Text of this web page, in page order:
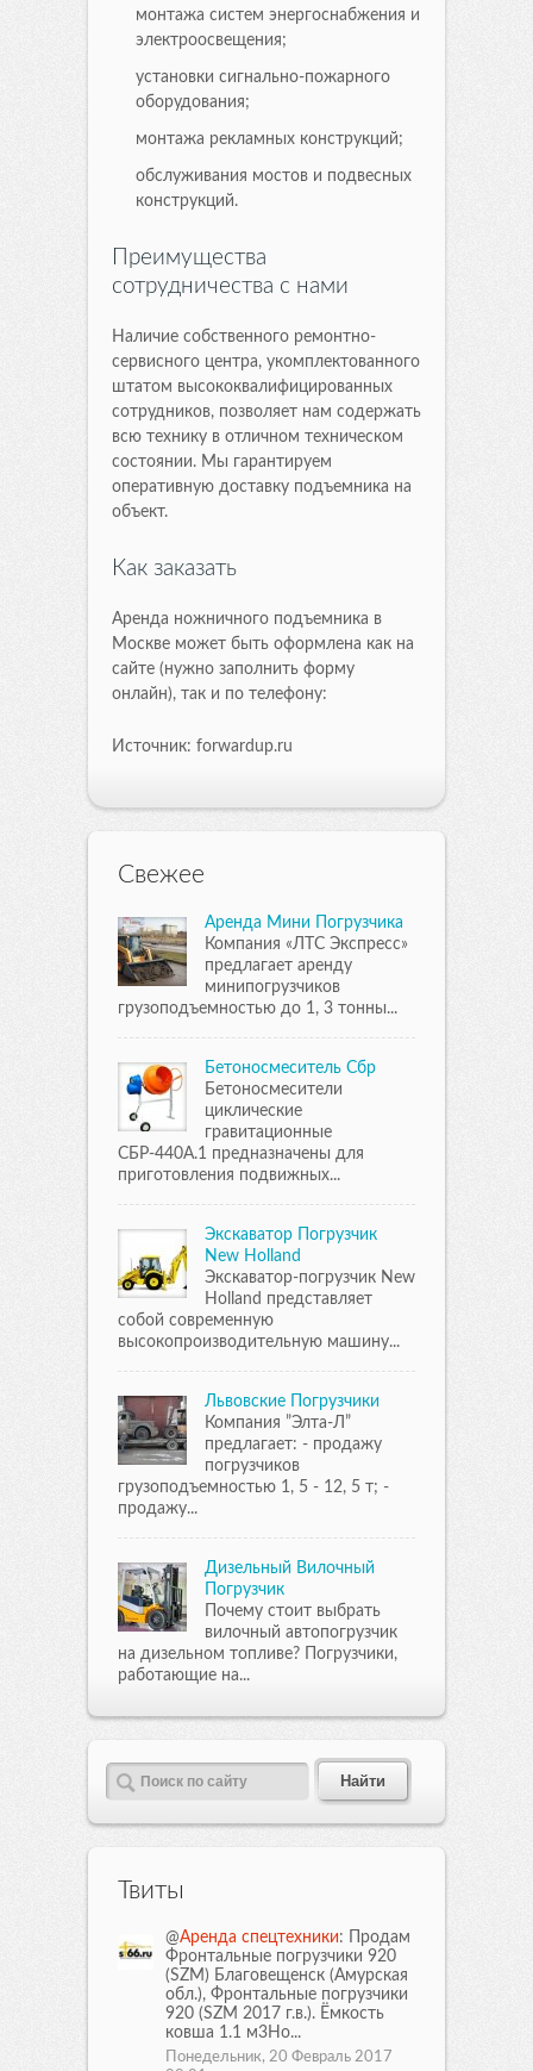
монтажа систем энергоснабжения и
электроосвещения;
установки сигнально-пожарного
оборудования;
монтажа рекламных конструкций;
обслуживания мостов и подвесных
конструкций.
Преимущества
сотрудничества с нами
Наличие собственного ремонтно-
сервисного центра, укомплектованного
штатом высококвалифицированных
сотрудников, позволяет нам содержать
всю технику в отличном техническом
состоянии. Мы гарантируем
оперативную доставку подъемника на
объект.
Как заказать
Аренда ножничного подъемника в
Москве может быть оформлена как на
сайте (нужно заполнить форму
онлайн), так и по телефону:
Источник: forwardup.ru
Свежее
Аренда Мини Погрузчика
Компания «ЛТС Экспресс»
предлагает аренду
минипогрузчиков
грузоподъемностью до 1, 3 тонны...
Бетоносмеситель Сбр
Бетоносмесители
циклические
гравитационные
СБР-440А.1 предназначены для
приготовления подвижных...
Экскаватор Погрузчик
New Holland
Экскаватор-погрузчик New
Holland представляет
собой современную
высокопроизводительную машину...
Львовские Погрузчики
Компания ”Элта-Л”
предлагает: - продажу
погрузчиков
грузоподъемностью 1, 5 - 12, 5 т; -
продажу...
Дизельный Вилочный
Погрузчик
Почему стоит выбрать
вилочный автопогрузчик
на дизельном топливе? Погрузчики,
работающие на...
Твиты
@Аренда спецтехники: Продам
Фронтальные погрузчики 920
(SZM) Благовещенск (Амурская
обл.), Фронтальные погрузчики
920 (SZM 2017 г.в.). Ёмкость
ковша 1.1 м3Но...
Понедельник, 20 Февраль 2017